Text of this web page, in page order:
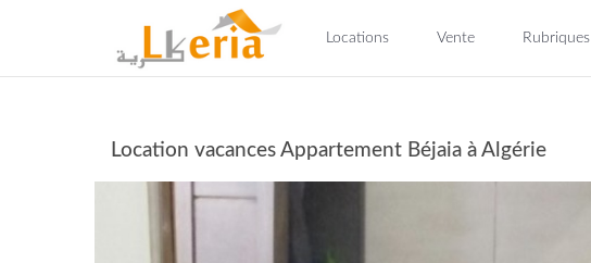
Locations Vente Rubriques
Location vacances Appartement Béjaia à Algérie